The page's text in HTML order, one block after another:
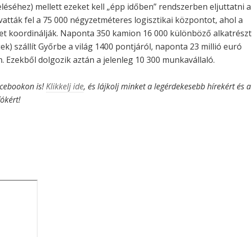
mellett ezeket kell „épp időben” rendszerben eljuttatni a
fel a 75 000 négyzetméteres logisztikai központot, ahol a
koordinálják. Naponta 350 kamion 16 000 különböző alkatrészt
szállít Győrbe a világ 1400 pontjáról, naponta 23 millió euró
Ezekből dolgozik aztán a jelenleg 10 300 munkavállaló.
is!Klikkelj ide, és lájkolj minket a legérdekesebb hírekért és a